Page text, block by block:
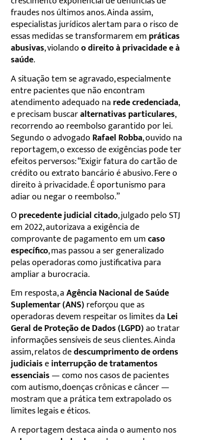
fraudes nos últimos anos. Ainda assim,
especialistas jurídicos alertam para o risco de
essas medidas se transformarem em práticas
abusivas, violandoo direito à privacidade e à
saúde.
A situação tem se agravado, especialmente
entre pacientes que não encontram
atendimento adequado na rede credenciada,
e precisam buscaralternativas particulares,
recorrendo ao reembolso garantido por lei.
Segundo o advogado Rafael Robba, ouvido na
reportagem, o excesso de exigências pode ter
efeitos perversos: “Exigir fatura do cartão de
crédito ou extrato bancário é abusivo. Fere o
direito à privacidade. É oportunismo para
adiar ou negar o reembolso.”
Oprecedente judicial citado, julgado pelo STJ
em 2022, autorizava a exigência de
comprovante de pagamento em umcaso
específico, mas passou a ser generalizado
pelas operadoras como justificativa para
ampliar a burocracia.
Em resposta, aAgência Nacional de Saúde
Suplementar (ANS) reforçou que as
operadoras devem respeitar os limites da Lei
Geral de Proteção de Dados (LGPD)ao tratar
informações sensíveis de seus clientes. Ainda
assim, relatos dedescumprimento de ordens
judiciaiseinterrupção de tratamentos
essenciais— como nos casos de pacientes
com autismo, doenças crônicas e câncer —
mostram que a prática tem extrapolado os
limites legais e éticos.
A reportagem destaca ainda o aumento nos